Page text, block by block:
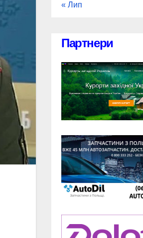
« Лип
Партнери